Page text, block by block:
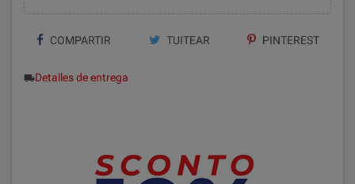
COMPARTIR TUITEAR PINTEREST
local_shippingDetalles de entrega